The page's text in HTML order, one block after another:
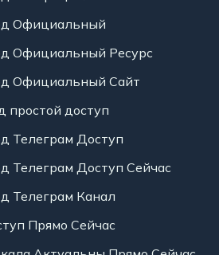
Официальный
Официальный Ресурс
Официальный Сайт
простой доступ
Телеграм Доступ
Телеграм Доступ Сейчас
Телеграм Канал
Прямо Сейчас